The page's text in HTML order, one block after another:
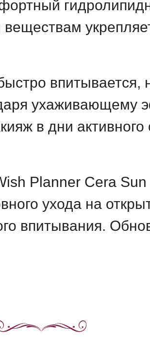
впитывается,
ухаживающему
в дни активного
Planner Cera Sun
ухода на
впитывания.